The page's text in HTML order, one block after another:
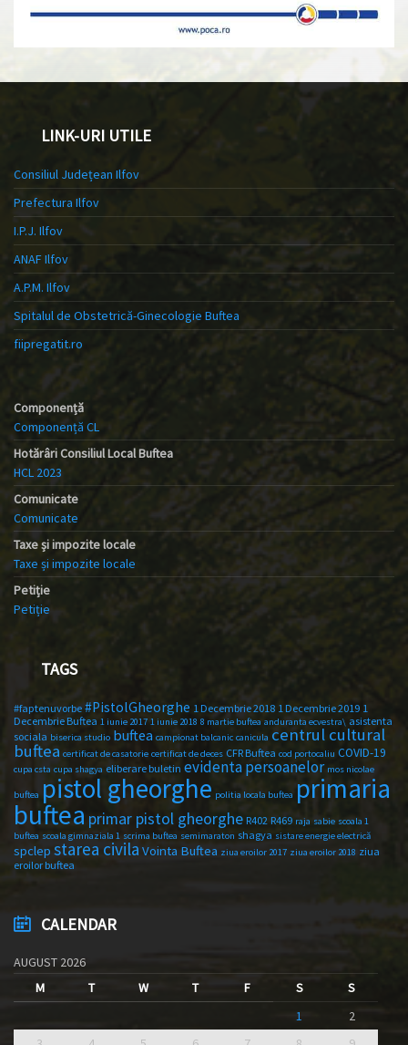
LINK-URI UTILE
Consiliul Județean Ilfov
Prefectura Ilfov
I.P.J. Ilfov
ANAF Ilfov
A.P.M. Ilfov
Spitalul de Obstetrică-Ginecologie Buftea
fiipregatit.ro
Componență
Componență CL
Hotărâri Consiliul Local Buftea
HCL 2023
Comunicate
Comunicate
Taxe și impozite locale
Taxe și impozite locale
Petiție
Petiție
TAGS
#faptenuvorbe #PistolGheorghe 1 Decembrie 2018 1 Decembrie 2019 1
Decembrie Buftea 1 iunie 2017 1 iunie 2018 8 martie buftea anduranta ecvestra\ asistenta
sociala biserica studio buftea campionat balcanic canicula centrul cultural
buftea certificat de casatorie certificat de deces CFR Buftea cod portocaliu COVID-19
cupa csta cupa shagya eliberare buletin evidenta persoanelor mos nicolae
buftea pistol gheorghe politia locala buftea primaria
buftea primar pistol gheorghe R402 R469 raja sabie scoala 1
buftea scoala gimnaziala 1 scrima buftea semimaraton shagya sistare energie electrică
spclep starea civila Vointa Buftea ziua eroilor 2017 ziua eroilor 2018 ziua
eroilor buftea
CALENDAR
AUGUST 2026
M
T W T F S
S
1
2